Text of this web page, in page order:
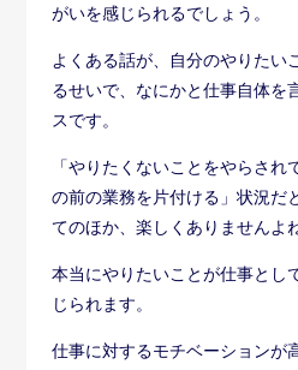
がいを感じられるでしょう。
よくある話が、自分のやりたい
るせいで、なにかと仕事自体を
スです。
「やりたくないことをやらされ
の前の業務を片付ける」状況だ
てのほか、楽しくありませんよね
本当にやりたいことが仕事とし
じられます。
仕事に対するモチベーションが